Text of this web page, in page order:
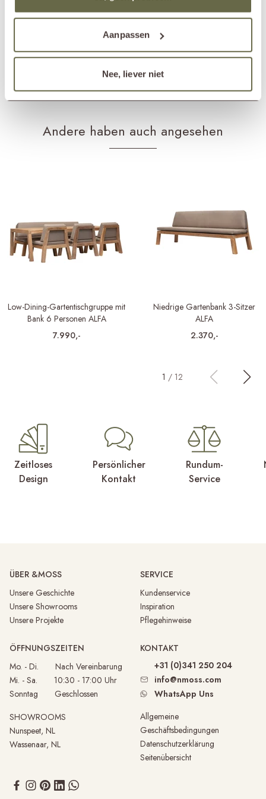
Aanpassen
Nee, liever niet
Pflegehinweise
1 bis 2 Mal im Jahr behandeln
Teakholzreiniger
Teakholzschutzmittel
Teakholzschutzschild
Textilreiniger
Andere haben auch angesehen
Low-Dining-Gartentischgruppe mit
Bank 6 Personen ALFA
7.990,-
Niedrige Gartenbank 3-Sitzer
ALFA
2.370,-
1 / 12
Zeitloses
Design
Persönlicher
Kontakt
Rundum-
Service
ÜBER &MOSS
Unsere Geschichte
Unsere Showrooms
Unsere Projekte
SERVICE
Kundenservice
Inspiration
Pflegehinweise
ÖFFNUNGSZEITEN
Mo. - Di. Nach Vereinbarung
Mi. - Sa. 10:30 - 17:00 Uhr
Sonntag Geschlossen
SHOWROOMS
Nunspeet, NL
Wassenaar, NL
KONTAKT
+31 (0)341 250 204
info@nmoss.com
WhatsApp Uns
Allgemeine
Geschäftsbedingungen
Datenschutzerklärung
Seitenübersicht